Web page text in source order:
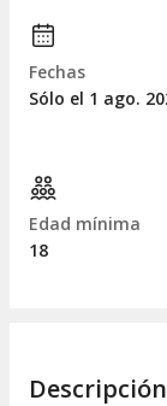
Fechas
Sólo el 1 ago.
Edad mínima
18
Descripción